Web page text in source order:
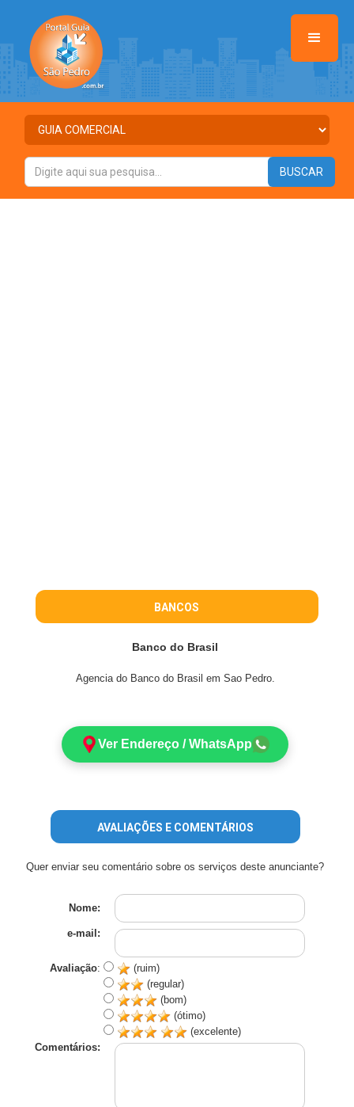
BANCOS
Banco do Brasil
Agencia do Banco do Brasil em Sao Pedro.
Ver Endereço / WhatsApp
AVALIAÇÕES E COMENTÁRIOS
Quer enviar seu comentário sobre os serviços deste anunciante?
Nome:
e-mail:
Avaliação:
(ruim)
(regular)
(bom)
(ótimo)
(excelente)
Comentários: